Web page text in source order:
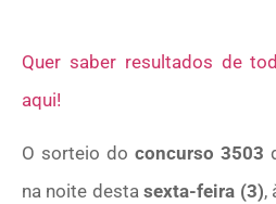
Quer saber resultados de
aqui!
O sorteio do concurso 3503
na noite destasexta-feira (3),